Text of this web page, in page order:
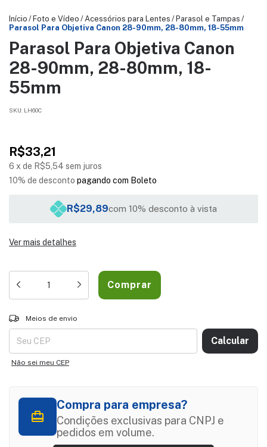
Início / Foto e Vídeo /Acessórios para Lentes / Parasol e Tampas /
Parasol Para Objetiva Canon 28-90mm, 28-80mm, 18-55mm
Parasol Para Objetiva Canon
28-90mm, 28-80mm, 18-
55mm
SKU: LH60C
6 x de R$5,54 sem juros
10% de desconto pagando com Boleto
R$29,89com 10% desconto à vista
Ver mais detalhes
R$33,21
Entregas para o CEP:
Meios de envio
Calcular
Não sei meu CEP
Compra para empresa?
Condições exclusivas para CNPJ e
pedidos em volume.